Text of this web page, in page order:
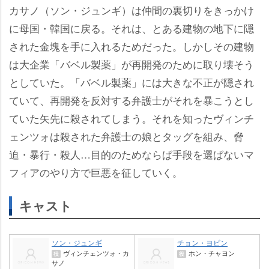
カサノ（ソン・ジュンギ）は仲間の裏切りをきっかけ
に母国・韓国に戻る。それは、とある建物の地下に隠
された金塊を手に入れるためだった。しかしその建物
は大企業「バベル製薬」が再開発のために取り壊そう
としていた。「バベル製薬」には大きな不正が隠され
ていて、再開発を反対する弁護士がそれを暴こうとし
ていた矢先に殺されてしまう。それを知ったヴィンチ
ェンツォは殺された弁護士の娘とタッグを組み、脅
迫・暴行・殺人…目的のためならば手段を選ばないマ
フィアのやり方で巨悪を征していく。
キャスト
ソン・ジュンギ
役
ヴィンチェンツォ・カ
サノ
チョン・ヨビン
役 ホン・チャヨン